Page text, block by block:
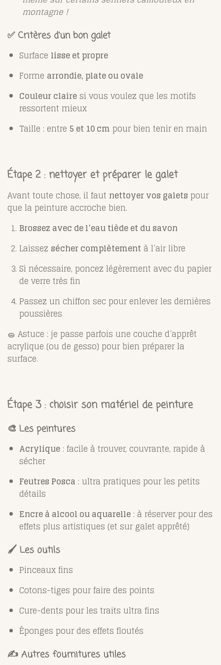
montagne !
✅ Critères d’un bon galet
Surface lisse et propre
Forme arrondie, plate ou ovale
Couleur claire si vous voulez que les motifs
ressortent mieux
Taille : entre 5 et 10 cm pour bien tenir en main
Étape 2 : nettoyer et préparer le galet
Avant toute chose, il faut nettoyer vos galets pour
que la peinture accroche bien.
Brossez avec de l’eau tiède et du savon
Laissez sécher complètement à l’air libre
Si nécessaire, poncez légèrement avec du papier
de verre très fin
Passez un chiffon sec pour enlever les dernières
poussières
🧽 Astuce : je passe parfois une couche d’apprêt
acrylique (ou de gesso) pour bien préparer la
surface.
Étape 3 : choisir son matériel de peinture
🎨 Les peintures
Acrylique : facile à trouver, couvrante, rapide à
sécher
Feutres Posca : ultra pratiques pour les petits
détails
Encre à alcool ou aquarelle : à réserver pour des
effets plus artistiques (et sur galet apprêté)
🖌️ Les outils
Pinceaux fins
Cotons-tiges pour faire des points
Cure-dents pour les traits ultra fins
Éponges pour des effets floutés
✍️ Autres fournitures utiles